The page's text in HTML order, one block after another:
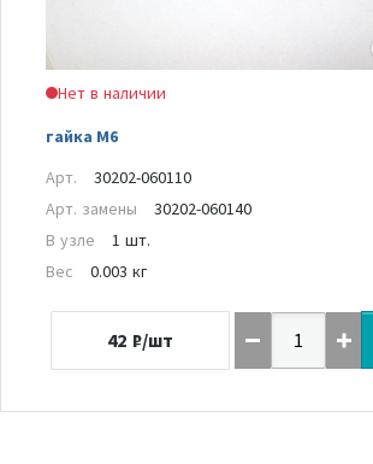
Нет в наличии
гайка М6
Арт.
30202-060110
Арт. замены
30202-060140
В узле
1 шт.
Вес
0.003 кг
42 ₽/шт